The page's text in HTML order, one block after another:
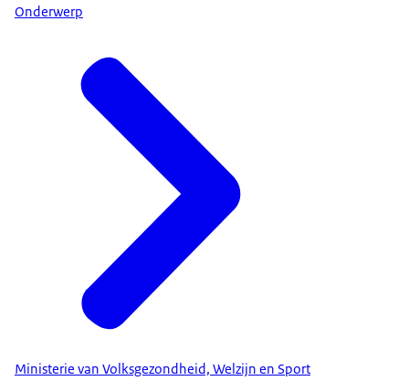
Onderwerp
Ministerie van Volksgezondheid, Welzijn en Sport